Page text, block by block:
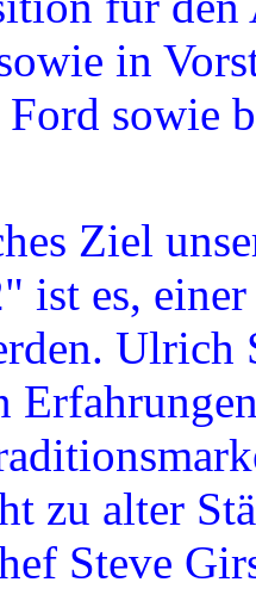
in
sowie
Ziel
ist es,
Ulrich
zu alter
Steve